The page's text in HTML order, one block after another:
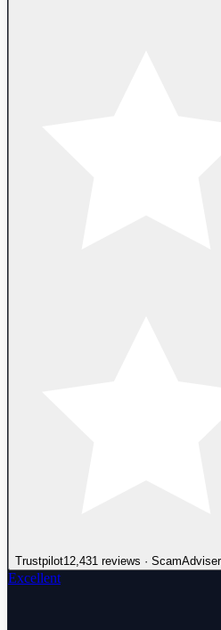
Trustpilot12,431 reviews ·
Excellent